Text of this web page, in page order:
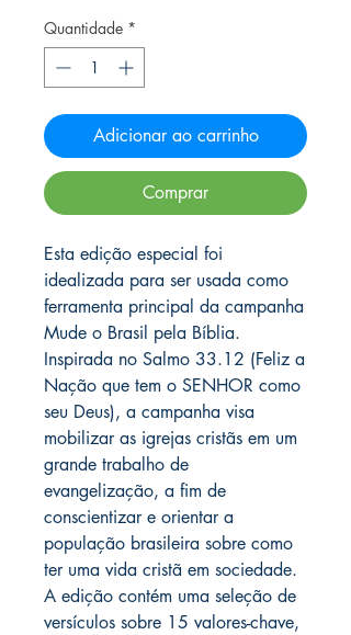
Quantidade *
Adicionar ao carrinho
Comprar
Esta edição especial foi
idealizada para ser usada como
ferramenta principal da campanha
Mude o Brasil pela Bíblia.
Inspirada no Salmo 33.12 (Feliz a
Nação que tem o SENHOR como
seu Deus), a campanha visa
mobilizar as igrejas cristãs em um
grande trabalho de
evangelização, a fim de
conscientizar e orientar a
população brasileira sobre como
ter uma vida cristã em sociedade.
A edição contém uma seleção de
versículos sobre 15 valores-chave,